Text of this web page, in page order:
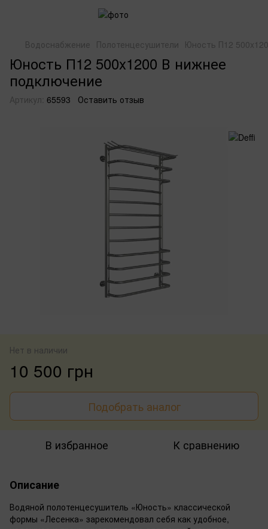
Водоснабжение Полотенцесушители Юность П12
Юность П12 500x1200 В нижнее
подключение
Артикул: 65593 Оставить отзыв
Нет в наличии
10 500 грн
Подобрать аналог
В избранное К сравнению
Описание
Водяной полотенцесушитель «Юность» классической
формы «Лесенка» зарекомендовал себя как удобное,